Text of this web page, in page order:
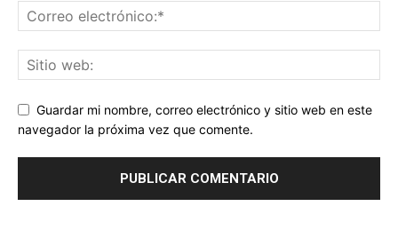
Guardar mi nombre, correo electrónico y sitio web en este
navegador la próxima vez que comente.